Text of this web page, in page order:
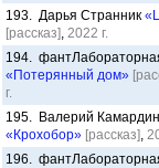
193. Дарья Странник
[рассказ], 2022 г.
194.
«Потерянный дом»
г.
195. Валерий Камардин
«Крохобор» [рассказ],
196.